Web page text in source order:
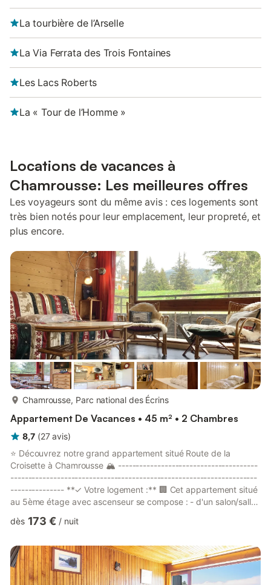
La tourbière de l’Arselle
La Via Ferrata des Trois Fontaines
Les Lacs Roberts
La « Tour de l’Homme »
Locations de vacances à
Chamrousse: Les meilleures offres
Les voyageurs sont du même avis : ces logements sont
très bien notés pour leur emplacement, leur propreté, et
plus encore.
Chamrousse, Parc national des Écrins
Appartement De Vacances • 45 m² • 2 Chambres
8,7 (27 avis)
⭐ Découvrez notre grand appartement situé Route de la
Croisette à Chamrousse 🏔 ---------------------------------------
---------------------------------------------------------------------
--------------- **✓ Votre logement :** 🏢 Cet appartement situé
au 5ème étage avec ascenseur se compose : - d'un salon/salle
terrasse de 20m² exposée au soleil toute la journée; - d'une
- d'une salle de bain avec une douche à jet; - de WC séparés.
🛌 L’appartement dispose de 3 espaces de ...
dès 173 € / nuit